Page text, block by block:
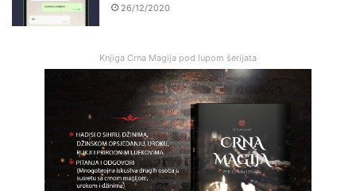
26/12/2020
Knjiga Crna Magija pod lupom šerijata